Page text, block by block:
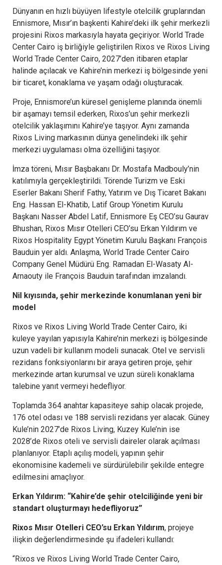
Dünyanın en hızlı büyüyen lifestyle otelcilik gruplarından
Ennismore, Mısır’ın başkenti Kahire’deki ilk şehir merkezli
projesini Rixos markasıyla hayata geçiriyor. World Trade
Center Cairo iş birliğiyle geliştirilen Rixos ve Rixos Living
World Trade Center Cairo, 2027’den itibaren etaplar
halinde açılacak ve Kahire’nin merkezi iş bölgesinde yeni
bir ticaret, konaklama ve yaşam odağı oluşturacak.
Proje, Ennismore’un küresel genişleme planında önemli
bir aşamayı temsil ederken, Rixos’un şehir merkezli
otelcilik yaklaşımını Kahire’ye taşıyor. Aynı zamanda
Rixos Living markasının dünya genelindeki ilk şehir
merkezi uygulaması olma özelliğini taşıyor.
İmza töreni, Mısır Başbakanı Dr. Mostafa Madbouly’nin
katılımıyla gerçekleştirildi. Törende Turizm ve Eski
Eserler Bakanı Sherif Fathy, Yatırım ve Dış Ticaret Bakanı
Eng. Hassan El-Khatib, Latif Group Yönetim Kurulu
Başkanı Nasser Abdel Latif, Ennismore Eş CEO’su Gaurav
Bhushan, Rixos Mısır Otelleri CEO’su Erkan Yıldırım ve
Rixos Hospitality Egypt Yönetim Kurulu Başkanı François
Bauduin yer aldı. Anlaşma, World Trade Center Cairo
Company Genel Müdürü Eng. Ramadan El-Wasaty Al-
Arnaouty ile François Bauduin tarafından imzalandı.
Nil kıyısında, şehir merkezinde konumlanan yeni bir
model
Rixos ve Rixos Living World Trade Center Cairo, iki
kuleye yayılan yapısıyla Kahire’nin merkezi iş bölgesinde
uzun vadeli bir kullanım modeli sunacak. Otel ve servisli
rezidans fonksiyonlarını bir araya getiren proje, şehir
merkezinde artan kurumsal ve uzun süreli konaklama
talebine yanıt vermeyi hedefliyor.
Toplamda 364 anahtar kapasiteye sahip olacak projede,
176 otel odası ve 188 servisli rezidans yer alacak. Güney
Kule’nin 2027’de Rixos Living, Kuzey Kule’nin ise
2028’de Rixos oteli ve servisli daireler olarak açılması
planlanıyor. Etaplı açılış modeli, yapının şehir
ekonomisine kademeli ve sürdürülebilir şekilde entegre
edilmesini amaçlıyor.
Erkan Yıldırım: “Kahire’de şehir otelciliğinde yeni bir
standart oluşturmayı hedefliyoruz”
Rixos Mısır Otelleri CEO’su Erkan Yıldırım, projeye
ilişkin değerlendirmesinde şu ifadeleri kullandı:
“Rixos ve Rixos Living World Trade Center Cairo,